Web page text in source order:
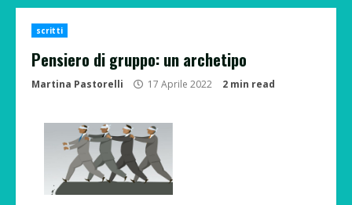
scritti
Pensiero di gruppo: un archetipo
Martina Pastorelli 17 Aprile 2022 2 min read